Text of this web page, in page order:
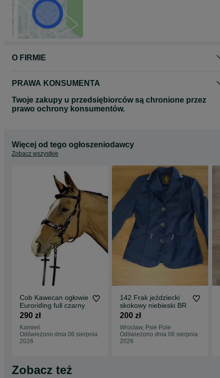
Jeśli ogłoszenie jest widoczne oznacza że jest aktualne.
Cena nie podlega negocjacji.
W przymiarka, wystawiamy faktury,
cena za siodło bez osprzętu,
O FIRMIE
PRAWA KONSUMENTA
Twoje zakupy u przedsiębiorców są chronione przez
prawo ochrony konsumentów.
Więcej od tego ogłoszeniodawcy
Zobacz wszystkie
Cob Kawecan ogłowie
Euroriding full czarny
290 zł
Kamień
Odświeżono dnia 06 sierpnia
2026
142 Frak jeździecki
skokowy niebieski BR
200 zł
Wrocław, Psie Pole
Odświeżono dnia 06 sierpnia
2026
Zobacz też